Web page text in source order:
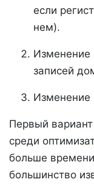
если
нем).
Изменение
записей
Изменение
Первый
среди
больше
большинство